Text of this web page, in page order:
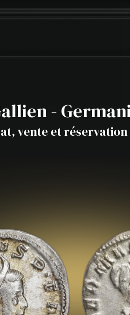
-
vente et réservation